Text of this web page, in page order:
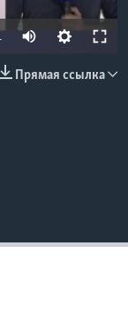
Прямая ссылка